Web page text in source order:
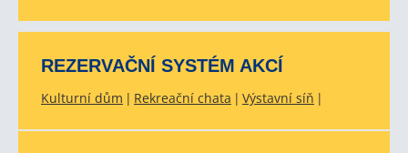
REZERVAČNÍ SYSTÉM AKCÍ
Kulturní dům Rekreační chata Výstavní síň